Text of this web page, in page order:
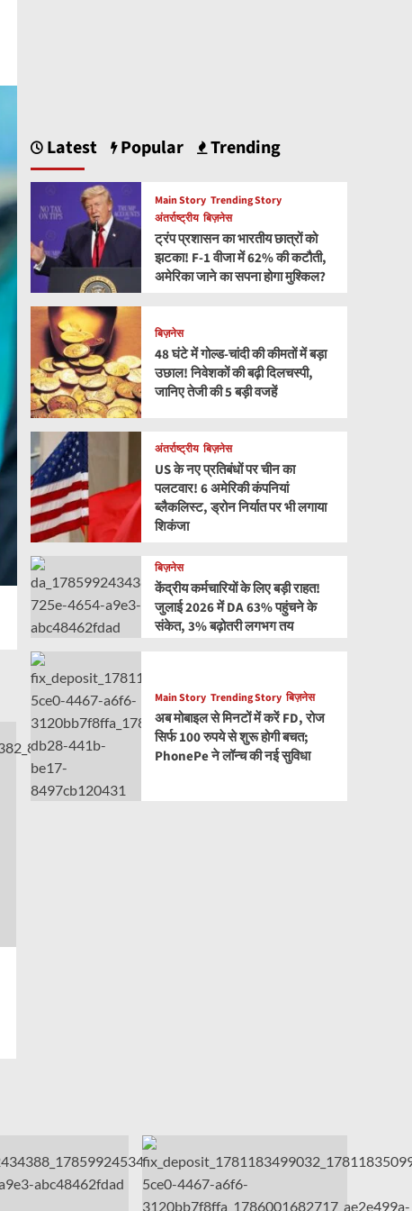
Latest Popular Trending
Main Story Trending Story
अंतर्राष्ट्रीय बिज़नेस
ट्रंप प्रशासन का भारतीय छात्रों को
झटका! F-1 वीजा में 62% की कटौती,
अमेरिका जाने का सपना होगा मुश्किल?
बिज़नेस
48 घंटे में गोल्ड-चांदी की कीमतों में बड़ा
उछाल! निवेशकों की बढ़ी दिलचस्पी,
जानिए तेजी की 5 बड़ी वजहें
अंतर्राष्ट्रीय बिज़नेस
US के नए प्रतिबंधों पर चीन का
पलटवार! 6 अमेरिकी कंपनियां
ब्लैकलिस्ट, ड्रोन निर्यात पर भी लगाया
शिकंजा
बिज़नेस
केंद्रीय कर्मचारियों के लिए बड़ी राहत!
जुलाई 2026 में DA 63% पहुंचने के
संकेत, 3% बढ़ोतरी लगभग तय
Main Story Trending Story बिज़नेस
अब मोबाइल से मिनटों में करें FD, रोज
सिर्फ 100 रुपये से शुरू होगी बचत;
PhonePe ने लॉन्च की नई सुविधा